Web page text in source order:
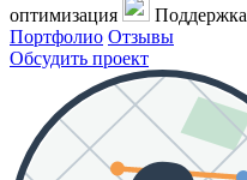
оптимизация
Поддержка
Портфолио Отзывы
Обсудить проект